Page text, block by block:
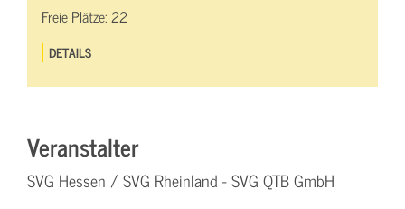
Freie Plätze:22
DETAILS
Veranstalter
SVG Hessen / SVG Rheinland - SVG QTB GmbH